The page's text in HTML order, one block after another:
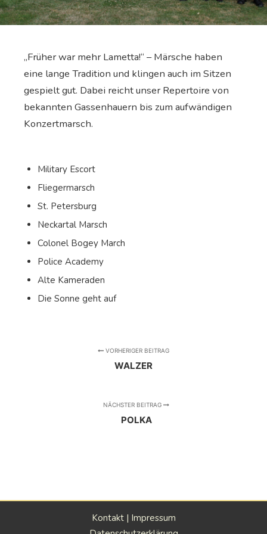
„Früher war mehr Lametta!“ – Märsche haben
eine lange Tradition und klingen auch im Sitzen
gespielt gut. Dabei reicht unser Repertoire von
bekannten Gassenhauern bis zum aufwändigen
Konzertmarsch.
Military Escort
Fliegermarsch
St. Petersburg
Neckartal Marsch
Colonel Bogey March
Police Academy
Alte Kameraden
Die Sonne geht auf
VORHERIGER BEITRAG
WALZER
NÄCHSTER BEITRAG
POLKA
Kontakt| Impressum